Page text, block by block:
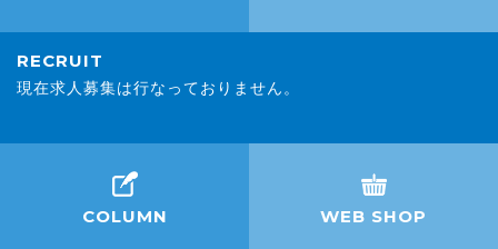
RECRUIT
現在求人募集は行なっておりません。
COLUMN WEB SHOP